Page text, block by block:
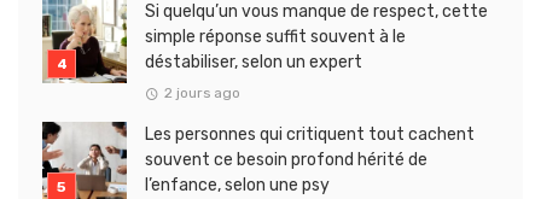
Si quelqu’un vous manque de respect, cette
simple réponse suffit souvent à le
déstabiliser, selon un expert
2 jours ago
Les personnes qui critiquent tout cachent
souvent ce besoin profond hérité de
l’enfance, selon une psy